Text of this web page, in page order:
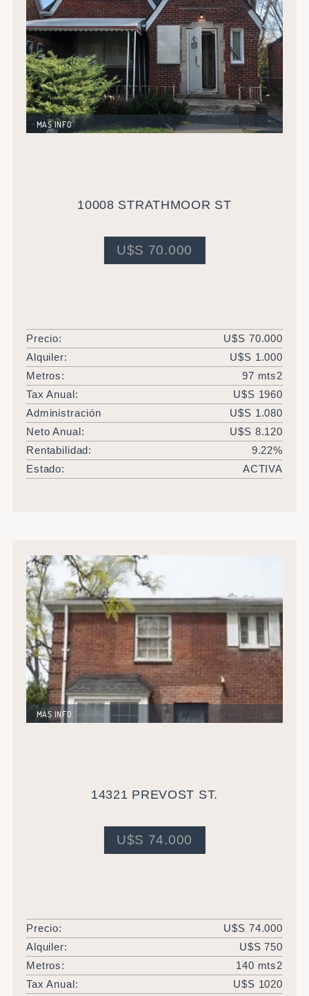
MAS INFO
10008 STRATHMOOR ST
U$S 70.000
Precio:
U$S 70.000
Alquiler:
U$S 1.000
Metros:
97 mts2
Tax Anual:
U$S 1960
Administración
U$S 1.080
Neto Anual:
U$S 8.120
Rentabilidad:
9.22%
Estado:
ACTIVA
MAS INFO
14321 PREVOST ST.
U$S 74.000
Precio:
U$S 74.000
Alquiler:
U$S 750
Metros:
140 mts2
Tax Anual:
U$S 1020